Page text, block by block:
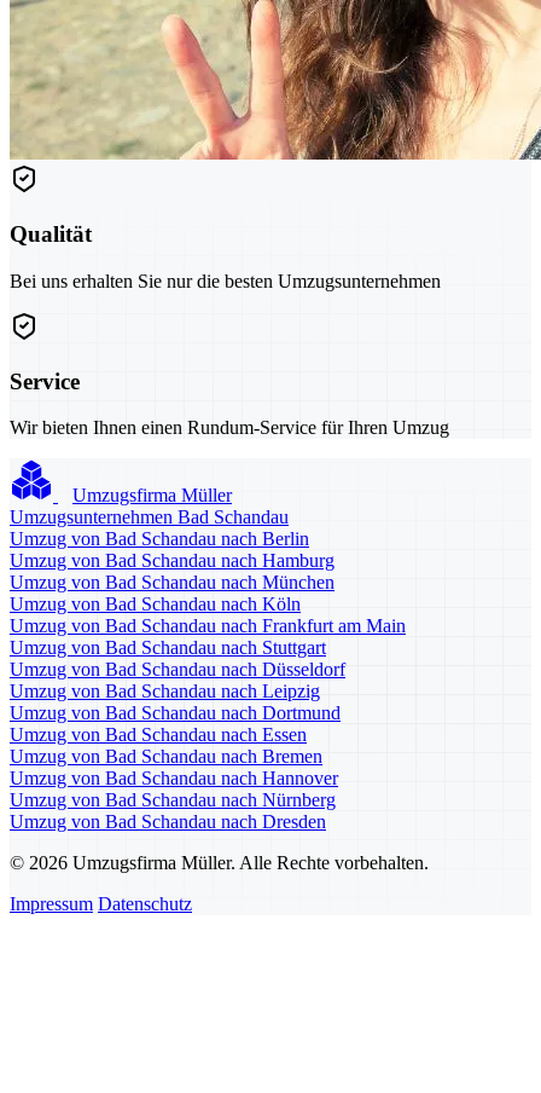
Qualität
Bei uns erhalten Sie nur die besten Umzugsunternehmen
Service
Wir bieten Ihnen einen Rundum-Service für Ihren Umzug
Umzugsfirma Müller
Umzugsunternehmen Bad Schandau
Umzug von Bad Schandau nach Berlin
Umzug von Bad Schandau nach Hamburg
Umzug von Bad Schandau nach München
Umzug von Bad Schandau nach Köln
Umzug von Bad Schandau nach Frankfurt am Main
Umzug von Bad Schandau nach Stuttgart
Umzug von Bad Schandau nach Düsseldorf
Umzug von Bad Schandau nach Leipzig
Umzug von Bad Schandau nach Dortmund
Umzug von Bad Schandau nach Essen
Umzug von Bad Schandau nach Bremen
Umzug von Bad Schandau nach Hannover
Umzug von Bad Schandau nach Nürnberg
Umzug von Bad Schandau nach Dresden
© 2026 Umzugsfirma Müller. Alle Rechte vorbehalten.
Impressum Datenschutz